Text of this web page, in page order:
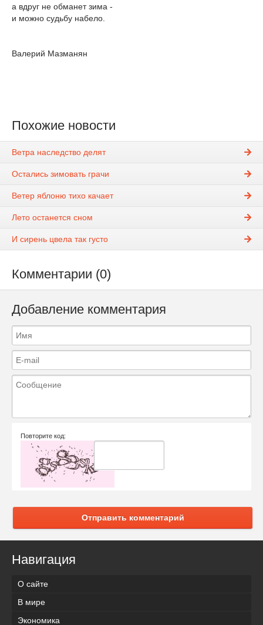
а вдруг не обманет зима -
и можно судьбу набело.
Валерий Мазманян
Похожие новости
Ветра наследство делят
Остались зимовать грачи
Ветер яблоню тихо качает
Лето останется сном
И сирень цвела так густо
Комментарии (0)
Добавление комментария
Повторите код:
Отправить комментарий
Навигация
О сайте
В мире
Экономика